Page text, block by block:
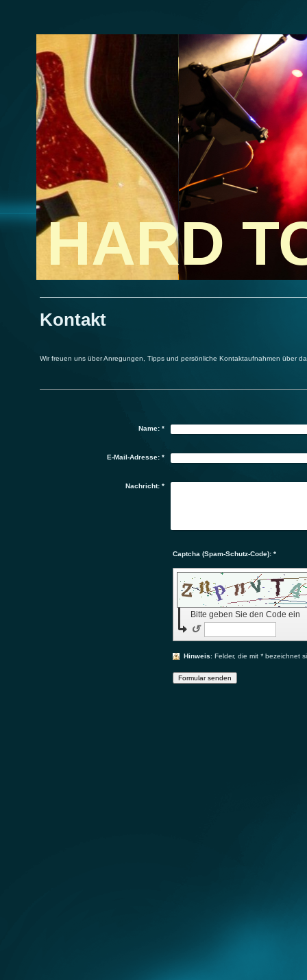
HARD
Kontakt
Wir freuen uns über Anregungen, Tipps und persönliche Kontaktaufnahmen über
Name:*
E-Mail-Adresse:*
Nachricht:*
Captcha (Spam-Schutz-Code): *
Bitte geben Sie den Code ein
↺
Hinweis : Felder, die mit* bezeichnet